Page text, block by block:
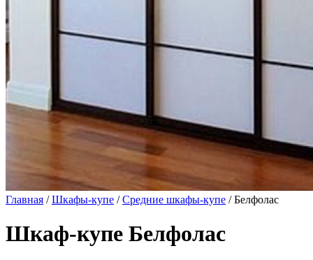
Главная /Шкафы-купе /Средние шкафы-купе / Белфолас
Шкаф-купе Белфолас